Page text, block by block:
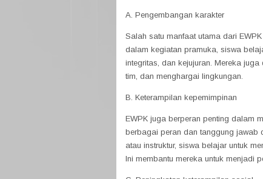
A. Pengembangan karakter
Salah satu manfaat utama dari
dalam kegiatan pramuka, siswa
integritas, dan kejujuran. Mereka
tim, dan menghargai lingkungan.
B. Keterampilan kepemimpinan
EWPK juga berperan penting dalam
berbagai peran dan tanggung jawab
atau instruktur, siswa belajar untuk
Ini membantu mereka untuk menjadi